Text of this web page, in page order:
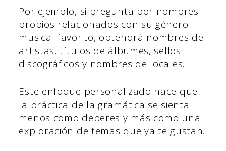
Por ejemplo, si pregunta por nombres
propios relacionados con su género
musical favorito, obtendrá nombres de
artistas, títulos de álbumes, sellos
discográficos y nombres de locales.
Este enfoque personalizado hace que
la práctica de la gramática se sienta
menos como deberes y más como una
exploración de temas que ya te gustan.